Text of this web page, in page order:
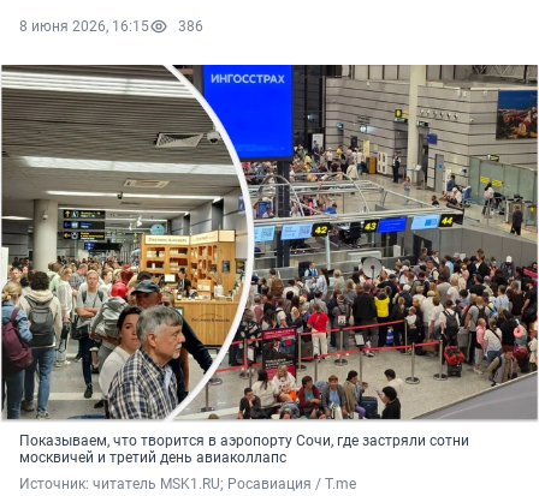
8 июня 2026, 16:15 386
Показываем, что творится в аэропорту Сочи, где застряли сотни
москвичей и третий день авиаколлапс
Источник: читатель MSK1.RU; Росавиация / T.me